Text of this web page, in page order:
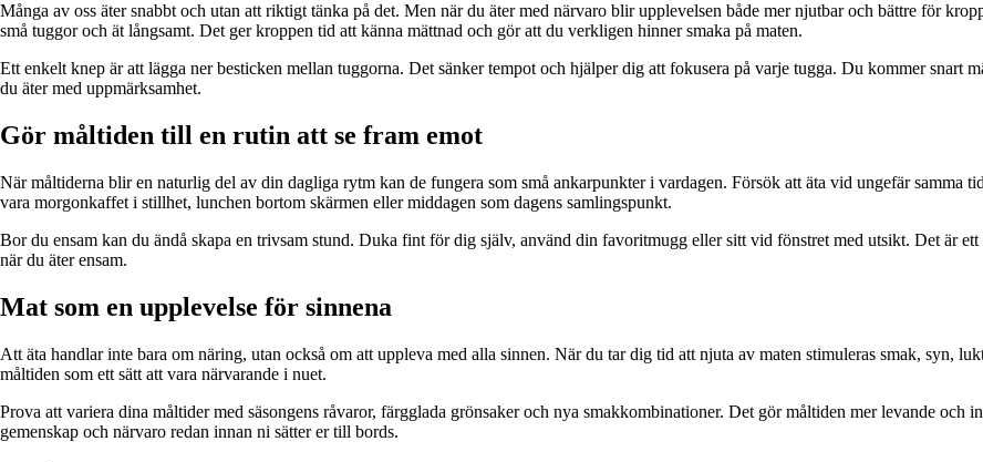
Många av oss äter snabbt och utan att riktigt tänka på det. Men när du äter med närvaro blir upplevelsen både mer njutbar och bättre för
små tuggor och ät långsamt. Det ger kroppen tid att känna mättnad och gör att du verkligen hinner smaka på maten.
Ett enkelt knep är att lägga ner besticken mellan tuggorna. Det sänker tempot och hjälper dig att fokusera på varje tugga. Du kommer snart
du äter med uppmärksamhet.
Gör måltiden till en rutin att se fram emot
När måltiderna blir en naturlig del av din dagliga rytm kan de fungera som små ankarpunkter i vardagen. Försök att äta vid ungefär samma
vara morgonkaffet i stillhet, lunchen bortom skärmen eller middagen som dagens samlingspunkt.
Bor du ensam kan du ändå skapa en trivsam stund. Duka fint för dig själv, använd din favoritmugg eller sitt vid fönstret med utsikt. Det är
när du äter ensam.
Mat som en upplevelse för sinnena
Att äta handlar inte bara om näring, utan också om att uppleva med alla sinnen. När du tar dig tid att njuta av maten stimuleras smak, syn,
måltiden som ett sätt att vara närvarande i nuet.
Prova att variera dina måltider med säsongens råvaror, färgglada grönsaker och nya smakkombinationer. Det gör måltiden mer levande och
gemenskap och närvaro redan innan ni sätter er till bords.